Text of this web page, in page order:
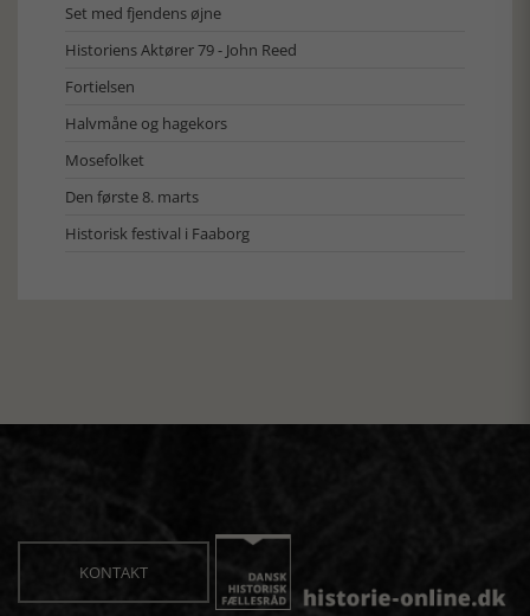
Set med fjendens øjne
Historiens Aktører 79 - John Reed
Fortielsen
Halvmåne og hagekors
Mosefolket
Den første 8. marts
Historisk festival i Faaborg
KONTAKT